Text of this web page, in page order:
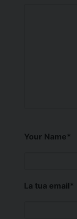
Your Name*
La tua email*